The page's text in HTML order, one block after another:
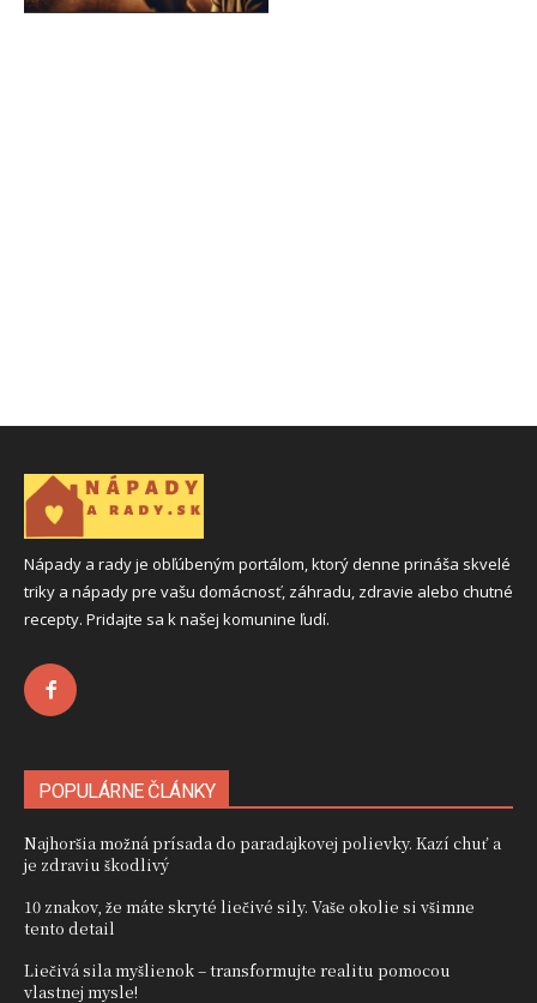
Nápady a rady je obľúbeným portálom, ktorý denne prináša skvelé
triky a nápady pre vašu domácnosť, záhradu, zdravie alebo chutné
recepty. Pridajte sa k našej komunine ľudí.
POPULÁRNE ČLÁNKY
Najhoršia možná prísada do paradajkovej polievky. Kazí chuť a
je zdraviu škodlivý
10 znakov, že máte skryté liečivé sily. Vaše okolie si všimne
tento detail
Liečivá sila myšlienok – transformujte realitu pomocou
vlastnej mysle!